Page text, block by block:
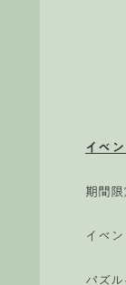
イベ
期間
イベ
パズ